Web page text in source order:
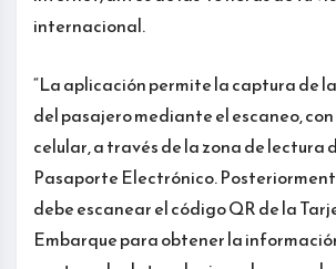
internacional.
“La aplicación permite la captura de
del pasajero mediante el escaneo,
celular, a través de la zona de lectura
Pasaporte Electrónico.
debe escanear el código QR de la
Embarque para obtener la